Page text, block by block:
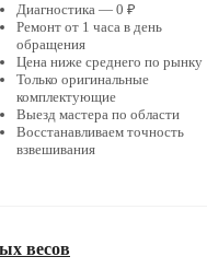
Диагностика — 0 ₽
Ремонт от 1 часа в день
обращения
Цена ниже среднего по рынку
Только оригинальные
комплектующие
Выезд мастера по области
Восстанавливаем точность
взвешивания
весов